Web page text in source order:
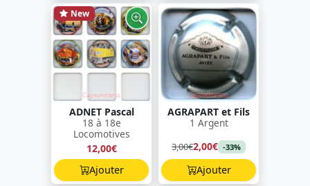
New
ADNET Pascal
18 à 18e
Locomotives
12,00€
Ajouter
AGRAPART et Fils
1 Argent
3,00€2,00€ -33%
Ajouter